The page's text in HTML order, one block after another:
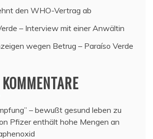
den WHO-Vertrag ab
– Interview mit einer Anwältin
wegen Betrug – Paraíso Verde
– bewußt gesund leben zu
Pfizer enthält hohe Mengen an